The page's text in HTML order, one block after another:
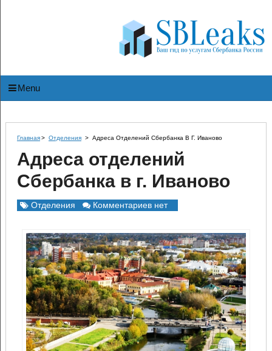
Menu
Главная> Отделения > Адреса Отделений Сбербанка В Г. Иваново
Адреса отделений
Сбербанка в г. Иваново
Отделения Комментариев нет